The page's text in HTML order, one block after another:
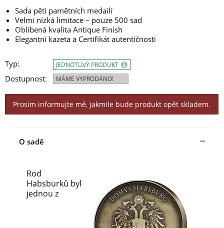
Sada pěti pamětních medailí
Velmi nízká limitace – pouze 500 sad
Oblíbená kvalita Antique Finish
Elegantní kazeta a Certifikát autentičnosti
Typ:
Dostupnost:
JEDNOTLIVÝ PRODUKT
MÁME VYPRODÁNO!
Prosím informujte mě, jakmile bude produkt opět skladem.
O sadě
Rod
Habsburků byl
jednou z